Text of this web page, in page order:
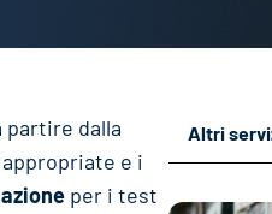
dalla
e i
per i test
Altri